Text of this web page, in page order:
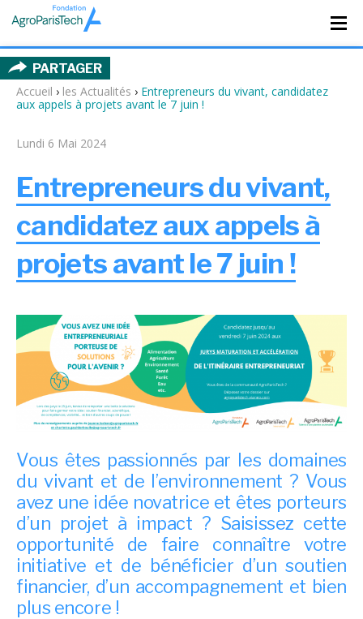
PARTAGER
Accueil › les Actualités › Entrepreneurs du vivant, candidatez
aux appels à projets avant le 7 juin !
Lundi 6 Mai 2024
Entrepreneurs du vivant,
candidatez aux appels à
projets avant le 7 juin !
Vous êtes passionnés par les domaines
du vivant et de l’environnement ? Vous
avez une idée novatrice et êtes porteurs
d’un projet à impact ? Saisissez cette
opportunité de faire connaître votre
initiative et de bénéficier d’un soutien
financier, d’un accompagnement et bien
plus encore !